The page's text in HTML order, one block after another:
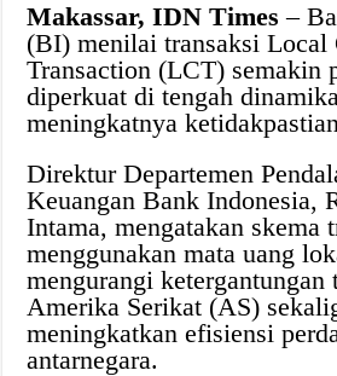
Makassar, IDN Times –
(BI) menilai transaksi Local
Transaction (LCT) semakin
diperkuat di tengah
meningkatnya
Direktur Departemen
Keuangan Bank Indonesia,
Intama, mengatakan skema
menggunakan mata uang
mengurangi ketergantungan
Amerika Serikat (AS)
meningkatkan efisiensi
antarnegara.